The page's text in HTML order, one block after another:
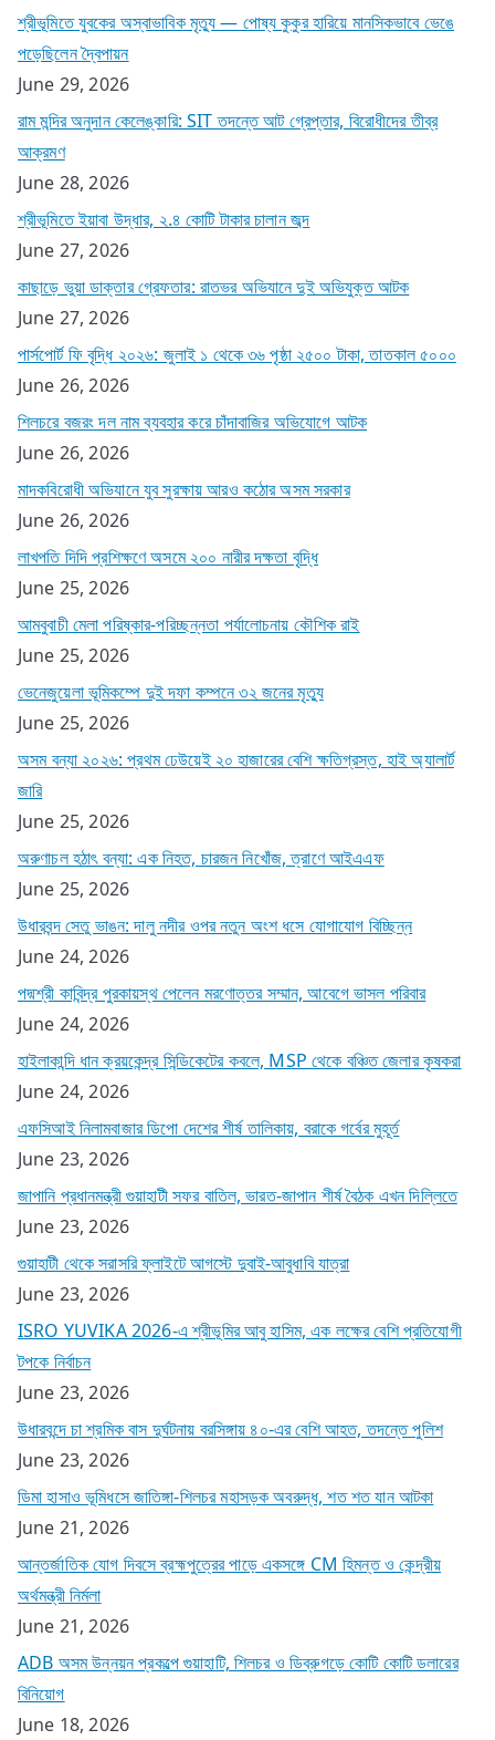
শ্রীভূমিতে যুবকের অস্বাভাবিক মৃত্যু — পোষ্য কুকুর হারিয়ে মানসিকভাবে ভেঙে
পড়েছিলেন দ্বৈপায়ন
June 29, 2026
রাম মন্দির অনুদান কেলেঙ্কারি: SIT তদন্তে আট গ্রেপ্তার, বিরোধীদের তীব্র
আক্রমণ
June 28, 2026
শ্রীভূমিতে ইয়াবা উদ্ধার, ২.৪ কোটি টাকার চালান জব্দ
June 27, 2026
কাছাড়ে ভুয়া ডাক্তার গ্রেফতার: রাতভর অভিযানে দুই অভিযুক্ত আটক
June 27, 2026
পার্সপোর্ট ফি বৃদ্ধি ২০২৬: জুলাই ১ থেকে ৩৬ পৃষ্ঠা ২৫০০ টাকা, তাতকাল ৫০০০
June 26, 2026
শিলচরে বজরং দল নাম ব্যবহার করে চাঁদাবাজির অভিযোগে আটক
June 26, 2026
মাদকবিরোধী অভিযানে যুব সুরক্ষায় আরও কঠোর অসম সরকার
June 26, 2026
লাখপতি দিদি প্রশিক্ষণে অসমে ২০০ নারীর দক্ষতা বৃদ্ধি
June 25, 2026
আমবুবাচী মেলা পরিষ্কার-পরিচ্ছন্নতা পর্যালোচনায় কৌশিক রাই
June 25, 2026
ভেনেজুয়েলা ভূমিকম্পে দুই দফা কম্পনে ৩২ জনের মৃত্যু
June 25, 2026
অসম বন্যা ২০২৬: প্রথম ঢেউয়েই ২০ হাজারের বেশি ক্ষতিগ্রস্ত, হাই অ্যালার্ট
জারি
June 25, 2026
অরুণাচল হঠাৎ বন্যা: এক নিহত, চারজন নিখোঁজ, ত্রাণে আইএএফ
June 25, 2026
উধারবন্দ সেতু ভাঙন: দালু নদীর ওপর নতুন অংশ ধসে যোগাযোগ বিচ্ছিন্ন
June 24, 2026
পদ্মশ্রী কাবিন্দ্র পুরকায়স্থ পেলেন মরণোত্তর সম্মান, আবেগে ভাসল পরিবার
June 24, 2026
হাইলাকান্দি ধান ক্রয়কেন্দ্র সিন্ডিকেটের কবলে, MSP থেকে বঞ্চিত জেলার কৃষকরা
June 24, 2026
এফসিআই নিলামবাজার ডিপো দেশের শীর্ষ তালিকায়, বরাকে গর্বের মুহূর্ত
June 23, 2026
জাপানি প্রধানমন্ত্রী গুয়াহাটী সফর বাতিল, ভারত-জাপান শীর্ষ বৈঠক এখন দিল্লিতে
June 23, 2026
গুয়াহাটী থেকে সরাসরি ফ্লাইটে আগস্টে দুবাই-আবুধাবি যাত্রা
June 23, 2026
ISRO YUVIKA 2026-এ শ্রীভূমির আবু হাসিম, এক লক্ষের বেশি প্রতিযোগী
টপকে নির্বাচন
June 23, 2026
উধারবন্দে চা শ্রমিক বাস দুর্ঘটনায় বরসিঙ্গায় ৪০-এর বেশি আহত, তদন্তে পুলিশ
June 23, 2026
ডিমা হাসাও ভূমিধসে জাতিঙ্গা-শিলচর মহাসড়ক অবরুদ্ধ, শত শত যান আটকা
June 21, 2026
আন্তর্জাতিক যোগ দিবসে ব্রহ্মপুত্রের পাড়ে একসঙ্গে CM হিমন্ত ও কেন্দ্রীয়
অর্থমন্ত্রী নির্মলা
June 21, 2026
ADB অসম উন্নয়ন প্রকল্পে গুয়াহাটি, শিলচর ও ডিব্রুগড়ে কোটি কোটি ডলারের
বিনিয়োগ
June 18, 2026